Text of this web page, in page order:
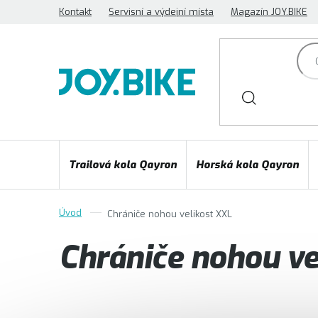
Kontakt Servisní a výdejní místa Magazín JOY.BIKE
Trailová kola Qayron Horská kola Qayron
Chrániče nohou velikost XXL
Chrániče nohou